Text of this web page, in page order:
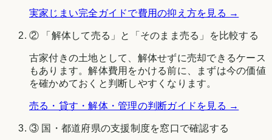
実家じまい完全ガイドで費用の抑え方を見る →
② 「解体して売る」と「そのまま売る」を比較する
古家付きの土地として、解体せずに売却できるケース
もあります。解体費用をかける前に、まずは今の価値
を確かめておくと判断しやすくなります。
売る・貸す・解体・管理の判断ガイドを見る →
③ 国・都道府県の支援制度を窓口で確認する